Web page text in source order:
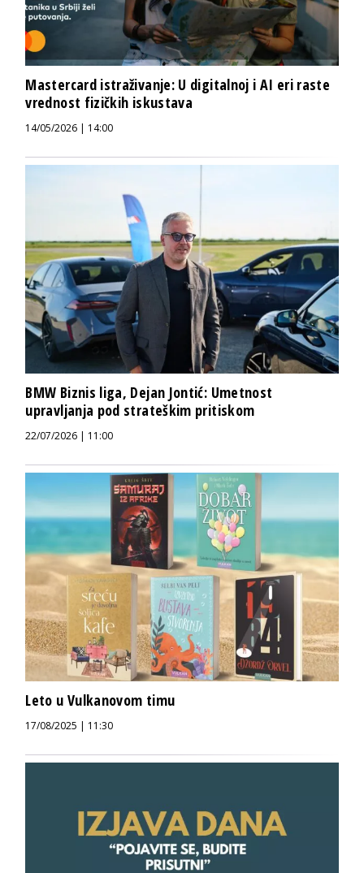
Mastercard istraživanje: U digitalnoj i AI eri raste
vrednost fizičkih iskustava
14/05/2026 | 14:00
BMW Biznis liga, Dejan Jontić: Umetnost
upravljanja pod strateškim pritiskom
22/07/2026 | 11:00
Leto u Vulkanovom timu
17/08/2025 | 11:30